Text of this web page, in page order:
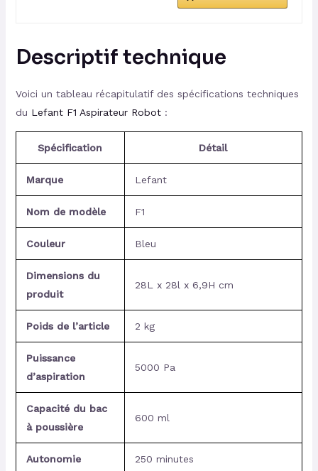
Descriptif technique
Voici un tableau récapitulatif des spécifications techniques
du Lefant F1 Aspirateur Robot:
Spécification Détail
Marque Lefant
Nom de modèle F1
Couleur Bleu
Dimensions du
produit
28L x 28l x 6,9H cm
Poids de l’article 2 kg
Puissance
d’aspiration
5000 Pa
Capacité du bac
à poussière
600 ml
Autonomie 250 minutes